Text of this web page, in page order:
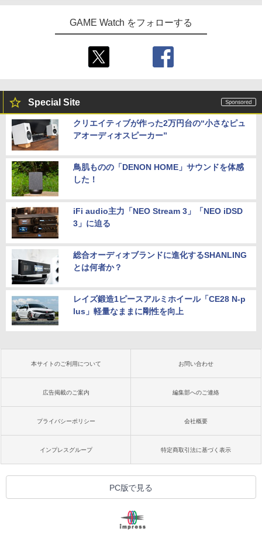
Nintendo 対応 スイッチ スイッチツー
シンプル ミニマル PUレザー 革 カバー
収納 ガジェットケース クリスマス ギフ
ト プレゼント 送料無料
￥5,535
GAME Watch をフォローする
Special Site
クリエイティブが作った2万円台の“小さなピュ
アオーディオスピーカー”
鳥肌ものの「DENON HOME」サウンドを体感
した！
iFi audio主力「NEO Stream 3」「NEO iDSD
3」に迫る
総合オーディオブランドに進化するSHANLING
とは何者か？
レイズ鍛造1ピースアルミホイール「CE28 N-p
lus」軽量なままに剛性を向上
本サイトのご利用について お問い合わせ
広告掲載のご案内 編集部へのご連絡
プライバシーポリシー 会社概要
インプレスグループ 特定商取引法に基づく表示
PC版で見る